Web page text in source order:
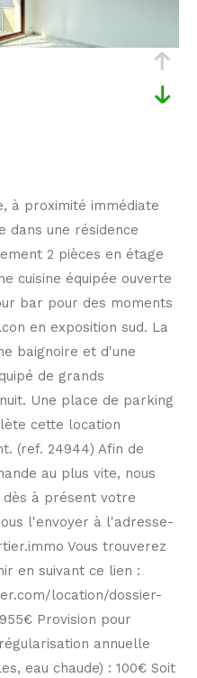
à proximité immédiate
dans une résidence
2 pièces en étage
cuisine équipée ouverte
bar pour des moments
en exposition sud. La
baignoire et d'une
de grands
Une place de parking
cette location
(ref. 24944) Afin de
au plus vite, nous
dès à présent votre
l'envoyer à l'adresse-
Vous trouverez
en suivant ce lien :
location/dossier-
Provision pour
annuelle
eau chaude) : 100€ Soit